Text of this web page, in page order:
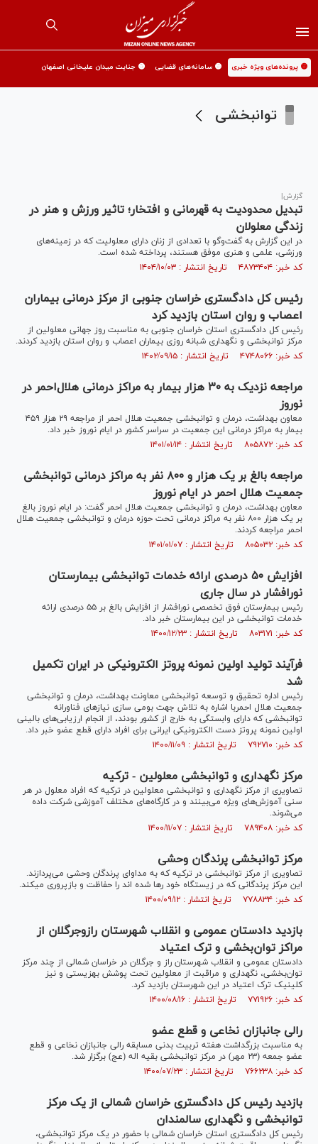
🟡 پرونده‌های ویژه خبری 🟡 سامانه‌های قضایی 🟡 جنایت میدان علیخانی اصفهان
توانبخشی
گزارش|
تبدیل محدودیت به قهرمانی و افتخار؛ تاثیر ورزش و هنر در
زندگی معلولان
در این گزارش به گفت‌و‌گو با تعدادی از زنان دارای معلولیت که در زمینه‌های
ورزشی، علمی و هنری موفق هستند، پرداخته شده است.
کد خبر: ۴۸۷۳۴۰۴ تاریخ انتشار : ۱۴۰۴/۱۰/۰۳
رئیس کل دادگستری خراسان جنوبی از مرکز درمانی بیماران
اعصاب و روان استان بازدید کرد
رئیس کل دادگستری استان خراسان جنوبی به مناسبت روز جهانی معلولین از
مرکز توانبخشی و نگهداری شبانه روزی بیماران اعصاب و روان استان بازدید کردند.
کد خبر: ۴۷۴۸۰۶۶ تاریخ انتشار : ۱۴۰۲/۰۹/۱۵
مراجعه نزدیک به ۳۰ هزار بیمار به مراکز درمانی هلال‌احمر در
نوروز
معاون بهداشت، درمان و توانبخشی جمعیت هلال احمر از مراجعه ۲۹ هزار ۴۵۹
بیمار به مراکز درمانی این جمعیت در سراسر کشور در ایام نوروز خبر داد.
کد خبر: ۸۰۵۸۷۲ تاریخ انتشار : ۱۴۰۱/۰۱/۱۴
مراجعه بالغ بر یک هزار و ۸۰۰ نفر به مراکز درمانی توانبخشی
جمعیت هلال احمر در ایام نوروز
معاون بهداشت، درمان و توانبخشی جمعیت هلال احمر گفت: در ایام نوروز بالغ
بر یک هزار ۸۰۰ نفر به مراکز درمانی تحت حوزه درمان و توانبخشی جمعیت هلال
احمر مراجعه کردند.
کد خبر: ۸۰۵۰۳۲ تاریخ انتشار : ۱۴۰۱/۰۱/۰۷
افزایش ۵۰ درصدی ارائه خدمات توانبخشی بیمارستان
نورافشار در سال جاری
رئیس بیمارستان فوق تخصصی نورافشار از افزایش بالغ بر ۵۵ درصدی ارائه
خدمات توانبخشی در این بیمارستان خبر داد.
کد خبر: ۸۰۳۱۷۱ تاریخ انتشار : ۱۴۰۰/۱۲/۲۳
فرآیند تولید اولین نمونه پروتز الکترونیکی در ایران تکمیل
شد
رئیس اداره تحقیق و توسعه توانبخشی معاونت بهداشت، درمان و توانبخشی
جمعیت هلال احمربا اشاره به تلاش جهت بومی سازی نیاز‌های فناورانه
توانبخشی که دارای وابستگی به خارج از کشور بودند، از انجام ارزیابی‌های بالینی
اولین نمونه پروتز دست الکترونیکی ایرانی برای افراد دارای قطع عضو خبر داد.
کد خبر: ۷۹۲۷۱۰ تاریخ انتشار : ۱۴۰۰/۱۱/۰۹
مرکز نگهداری و توانبخشی معلولین - ترکیه
تصاویری از مرکز نگهداری و توانبخشی معلولین در ترکیه که افراد معلول در هر
سنی آموزش‌های ویژه می‌بینند و در کارگاه‌های مختلف آموزشی شرکت داده
می‌شوند.
کد خبر: ۷۸۹۴۰۸ تاریخ انتشار : ۱۴۰۰/۱۱/۰۷
مرکز توانبخشی پرندگان وحشی
تصاویری از مرکز توانبخشی در ترکیه که به مداوای پرندگان وحشی می‌پردازند.
این مرکز پرندگانی که در زیستگاه خود رها شده اند را حفاظت و بازپروری میکند.
کد خبر: ۷۷۸۸۳۴ تاریخ انتشار : ۱۴۰۰/۰۹/۱۲
بازدید دادستان عمومی و انقلاب شهرستان رازوجرگلان از
مراکز توان‌بخشی و ترک اعتیاد
دادستان عمومی و انقلاب شهرستان راز و جرگلان در خراسان شمالی از چند مرکز
توان‌بخشی، نگهداری و مراقبت از معلولین تحت پوشش بهزیستی و نیز
کلینیک ترک اعتیاد در این شهرستان بازدید کرد.
کد خبر: ۷۷۱۹۲۶ تاریخ انتشار : ۱۴۰۰/۰۸/۱۶
رالی جانبازان نخاعی و قطع عضو
به مناسبت بزرگداشت هفته تربیت بدنی مسابقه رالی جانبازان نخاعی و قطع
عضو جمعه (۲۳ مهر) در مرکز توانبخشی بقیه اله (عج) برگزار شد.
کد خبر: ۷۶۶۲۳۸ تاریخ انتشار : ۱۴۰۰/۰۷/۲۳
بازدید رئیس کل دادگستری خراسان شمالی از یک مرکز
توانبخشی و نگهداری سالمندان
رئیس کل دادگستری استان خراسان شمالی با حضور در یک مرکز توانبخشی،